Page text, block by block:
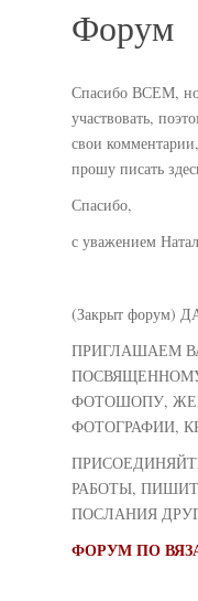
Форум
Спасибо ВСЕМ,
участвовать,
свои
прошу писать
Спасибо,
с уважением
(Закрыт форум)
ПРИГЛАШАЕМ
ФОТОШОПУ,
ФОТОГРАФИИ,
РАБОТЫ,
ПОСЛАНИЯ
ФОРУМ ПО